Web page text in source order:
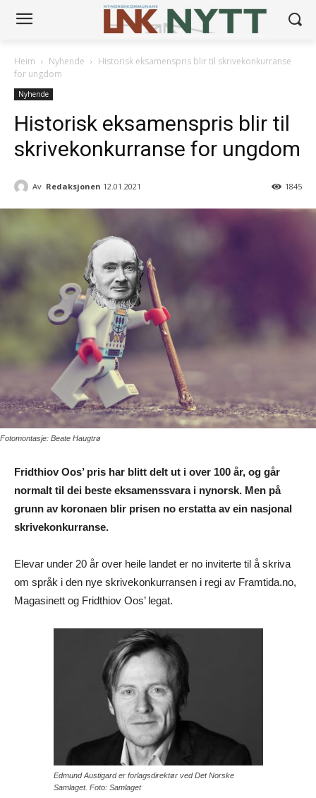
Heim Nyhende
Historisk eksamenspris blir til skrivekonkurranse
for ungdom
Nyhende
Historisk eksamenspris blir til
skrivekonkurranse for ungdom
Av Redaksjonen 12.01.2021 1845
Fotomontasje: Beate Haugtrø
Fridthiov Oos’ pris har blitt delt ut i over 100 år, og går
normalt til dei beste eksamenssvara i nynorsk. Men på
grunn av koronaen blir prisen no erstatta av ein nasjonal
skrivekonkurranse.
Elevar under 20 år over heile landet er no inviterte til å skriva
om språk i den nye skrivekonkurransen i regi av Framtida.no,
Magasinett og Fridthiov Oos’ legat.
Edmund Austigard er forlagsdirektør ved Det Norske
Samlaget. Foto: Samlaget